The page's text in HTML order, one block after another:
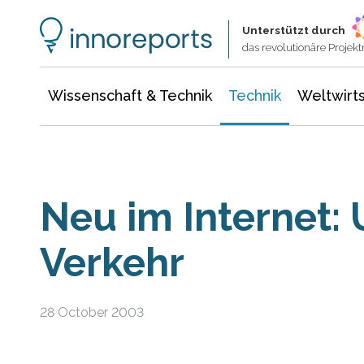
Unterstützt durch
das revolutionäre
Wissenschaft & Technik Technik
Neu im Internet:
Verkehr
28 October 2003